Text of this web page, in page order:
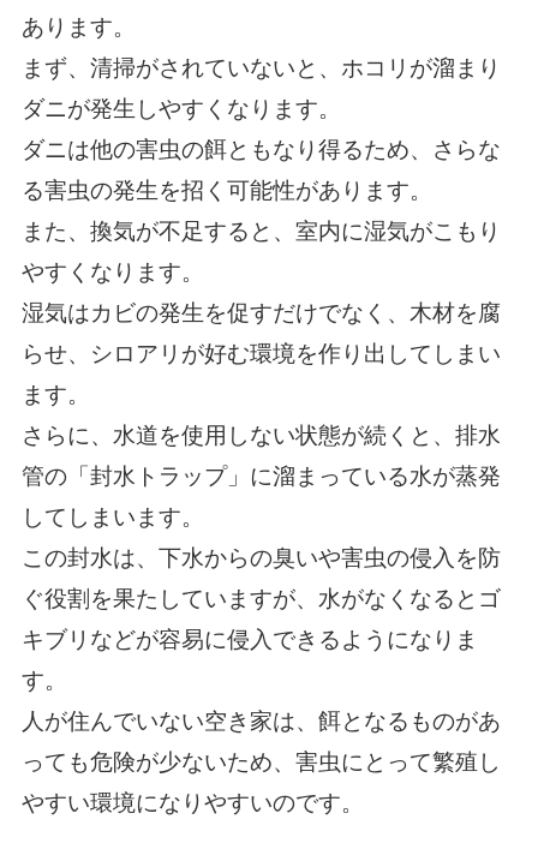
あります。
まず、清掃がされていないと、ホコリが溜まり
ダニが発生しやすくなります。
ダニは他の害虫の餌ともなり得るため、さらな
る害虫の発生を招く可能性があります。
また、換気が不足すると、室内に湿気がこもり
やすくなります。
湿気はカビの発生を促すだけでなく、木材を腐
らせ、シロアリが好む環境を作り出してしまい
ます。
さらに、水道を使用しない状態が続くと、排水
管の「封水トラップ」に溜まっている水が蒸発
してしまいます。
この封水は、下水からの臭いや害虫の侵入を防
ぐ役割を果たしていますが、水がなくなるとゴ
キブリなどが容易に侵入できるようになりま
す。
人が住んでいない空き家は、餌となるものがあ
っても危険が少ないため、害虫にとって繁殖し
やすい環境になりやすいのです。